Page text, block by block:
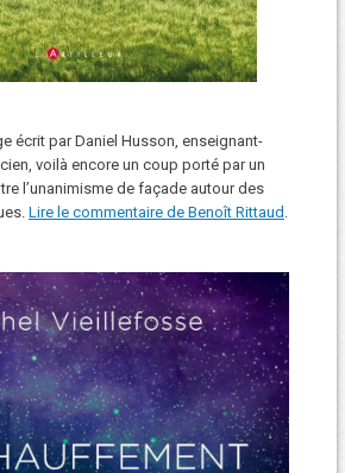
écrit par Daniel Husson, enseignant-
voilà encore un coup porté par un
l’unanimisme de façade autour des
Lire le commentaire de Benoît Rittaud